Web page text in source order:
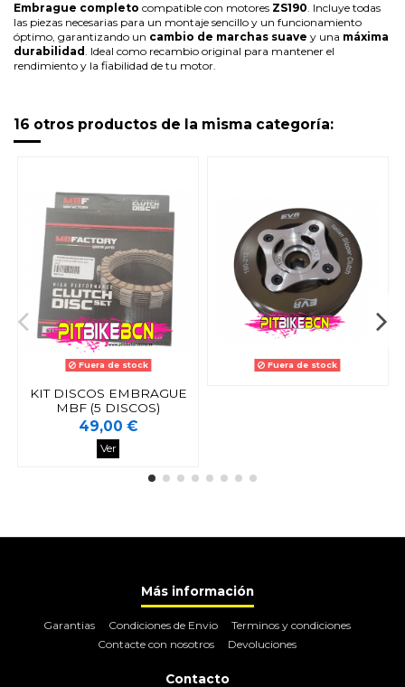
Embrague completo compatible con motores ZS190. Incluye todas
las piezas necesarias para un montaje sencillo y un funcionamiento
óptimo, garantizando un cambio de marchas suave y una máxima
durabilidad. Ideal como recambio original para mantener el
rendimiento y la fiabilidad de tu motor.
16 otros productos de la misma categoría:
Fuera de stock
KIT DISCOS EMBRAGUE
MBF (5 DISCOS)
49,00 €
Ver
Fuera de stock
Más información
Garantias Condiciones de Envio
Terminos y condiciones
Contacte con nosotros
Devoluciones
Contacto